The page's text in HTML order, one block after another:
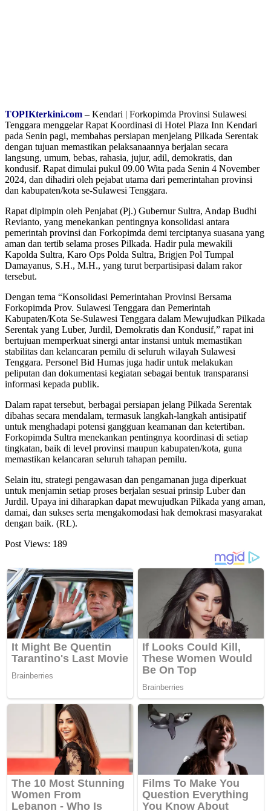
TOPIKterkini.com – Kendari | Forkopimda Provinsi Sulawesi
Tenggara menggelar Rapat Koordinasi di Hotel Plaza Inn Kendari
pada Senin pagi, membahas persiapan menjelang Pilkada Serentak
dengan tujuan memastikan pelaksanaannya berjalan secara
langsung, umum, bebas, rahasia, jujur, adil, demokratis, dan
kondusif. Rapat dimulai pukul 09.00 Wita pada Senin 4 November
2024, dan dihadiri oleh pejabat utama dari pemerintahan provinsi
dan kabupaten/kota se-Sulawesi Tenggara.
Rapat dipimpin oleh Penjabat (Pj.) Gubernur Sultra, Andap Budhi
Revianto, yang menekankan pentingnya konsolidasi antara
pemerintah provinsi dan Forkopimda demi terciptanya suasana yang
aman dan tertib selama proses Pilkada. Hadir pula mewakili
Kapolda Sultra, Karo Ops Polda Sultra, Brigjen Pol Tumpal
Damayanus, S.H., M.H., yang turut berpartisipasi dalam rakor
tersebut.
Dengan tema “Konsolidasi Pemerintahan Provinsi Bersama
Forkopimda Prov. Sulawesi Tenggara dan Pemerintah
Kabupaten/Kota Se-Sulawesi Tenggara dalam Mewujudkan Pilkada
Serentak yang Luber, Jurdil, Demokratis dan Kondusif,” rapat ini
bertujuan memperkuat sinergi antar instansi untuk memastikan
stabilitas dan kelancaran pemilu di seluruh wilayah Sulawesi
Tenggara. Personel Bid Humas juga hadir untuk melakukan
peliputan dan dokumentasi kegiatan sebagai bentuk transparansi
informasi kepada publik.
Dalam rapat tersebut, berbagai persiapan jelang Pilkada Serentak
dibahas secara mendalam, termasuk langkah-langkah antisipatif
untuk menghadapi potensi gangguan keamanan dan ketertiban.
Forkopimda Sultra menekankan pentingnya koordinasi di setiap
tingkatan, baik di level provinsi maupun kabupaten/kota, guna
memastikan kelancaran seluruh tahapan pemilu.
Selain itu, strategi pengawasan dan pengamanan juga diperkuat
untuk menjamin setiap proses berjalan sesuai prinsip Luber dan
Jurdil. Upaya ini diharapkan dapat mewujudkan Pilkada yang aman,
damai, dan sukses serta mengakomodasi hak demokrasi masyarakat
dengan baik. (RL).
Post Views: 189